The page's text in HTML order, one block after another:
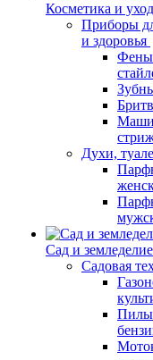
Косметика и уход
Приборы
и здоровья
Духи,
Сад и земледелие
Садовая
Пилы